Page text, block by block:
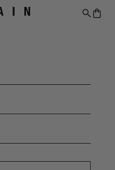
Buscar